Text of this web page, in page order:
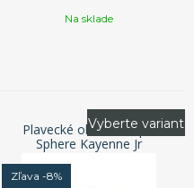
Na sklade
Plavecké okuliare Aqua
Sphere Kayenne Jr
Zľava -8%
Vyberte variant